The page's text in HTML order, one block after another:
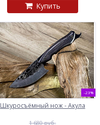
Купить
-23%
Шкуросъёмный нож - Акула
1 680 руб.